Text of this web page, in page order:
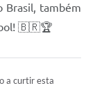
Brasil, também
🇧🇷🏆
a curtir esta